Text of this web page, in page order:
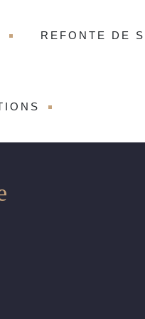
REFONTE DE